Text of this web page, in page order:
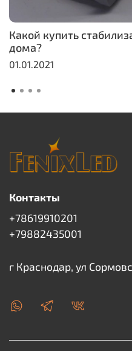
Какой купить
дома?
01.01.2021
Контакты
+78619910201
+79882435001
г Краснодар, ул